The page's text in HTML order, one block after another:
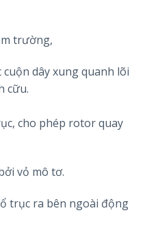
trường,
cuộn dây xung quanh lõi
cữu.
cho phép rotor quay
vỏ mô tơ.
trục ra bên ngoài động